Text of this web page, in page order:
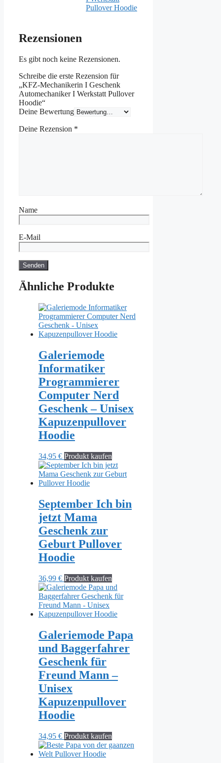
Pullover Hoodie
Rezensionen
Es gibt noch keine Rezensionen.
Schreibe die erste Rezension für
„KFZ-Mechanikerin I Geschenk
Automechaniker I Werkstatt Pullover
Hoodie“
Deine Bewertung
Deine Rezension *
Name
E-Mail
Ähnliche Produkte
Galeriemode
Informatiker
Programmierer
Computer Nerd
Geschenk – Unisex
Kapuzenpullover
Hoodie
34,95 € Produkt kaufen
September Ich bin
jetzt Mama
Geschenk zur
Geburt Pullover
Hoodie
36,99 € Produkt kaufen
Galeriemode Papa
und Baggerfahrer
Geschenk für
Freund Mann –
Unisex
Kapuzenpullover
Hoodie
34,95 € Produkt kaufen